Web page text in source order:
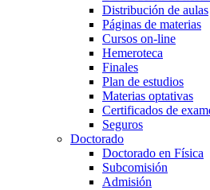
Distribución de aulas
Páginas de materias
Cursos on-line
Hemeroteca
Finales
Plan de estudios
Materias optativas
Certificados de
Seguros
Doctorado
Doctorado en Física
Subcomisión
Admisión